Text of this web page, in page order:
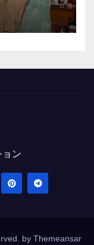
ョン
by Themeansar